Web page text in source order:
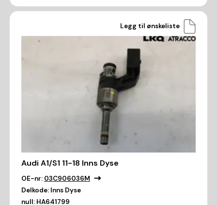
Legg til ønskeliste
Audi A1/S1 11-18 Inns Dyse
OE-nr: 03C906036M
Delkode: Inns Dyse
null: HA641799